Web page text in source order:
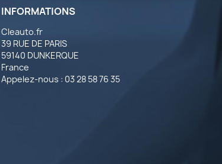
INFORMATIONS
Cleauto.fr
39 RUE DE PARIS
59140 DUNKERQUE
France
Appelez-nous : 03 28 58 76 35